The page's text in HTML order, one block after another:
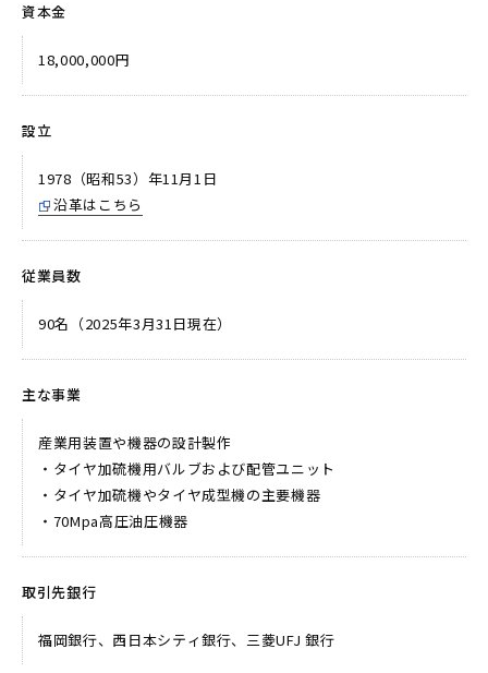
資本金
18,000,000円
設立
1978（昭和53）年11月1日
沿革はこちら
従業員数
90名（2025年3月31日現在）
主な事業
産業用装置や機器の設計製作
・タイヤ加硫機用バルブおよび配管ユニット
・タイヤ加硫機やタイヤ成型機の主要機器
・70Mpa高圧油圧機器
取引先銀行
福岡銀行、西日本シティ銀行、三菱UFJ 銀行